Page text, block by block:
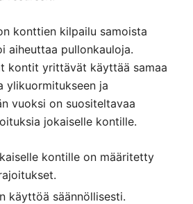
konttien kilpailu samoista
aiheuttaa pullonkauloja.
kontit yrittävät käyttää samaa
ylikuormitukseen ja
vuoksi on suositeltavaa
jokaiselle kontille.
kontille on määritetty
käyttöä säännöllisesti.